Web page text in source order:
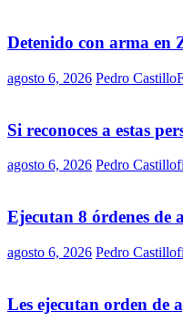
Detenido con arma en
agosto 6, 2026 Pedro Castillo
Si reconoces a estas
agosto 6, 2026 Pedro Castillo
Ejecutan 8 órdenes
agosto 6, 2026 Pedro Castillo
Les ejecutan orden de